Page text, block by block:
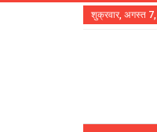
शुक्रवार, अगस्त